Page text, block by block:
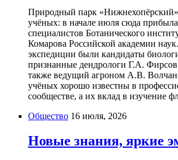
Природный парк «Нижнехопёрский»
учёных: в начале июля сюда
специалистов Ботанического
Комарова Российской академии
экспедиции были кандидаты
признанные дендрологи Г.А.
также ведущий агроном А.В.
учёных хорошо известны в
сообществе, а их вклад в изучение
Общество 16 июля, 2026
Новые знания, яркие